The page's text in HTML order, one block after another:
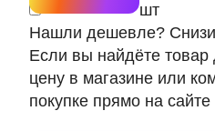
шт
Нашли дешевле?
Если вы найдёте
цену в магазине или
покупке прямо на сайте